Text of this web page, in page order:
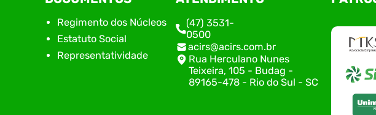
do Itajaí acontece nos dias 12, 13 e 14 de agosto
de 2026, no Centro de Eventos Hermann
Purnhagen, e contará com uma programação
especial voltada à tecnologia, inovação e
empreendedorismo. Durante os três dias de
feira, o Espaço Tech será um dos palcos
de Tecnologia da
Conexão Tech
tecnologia da região
networking,
apresentação de
O encontro aconteceu
Regimento dos Núcleos
Estatuto Social
Representatividade
(47) 3531-
0500
acirs@acirs.com.br
Rua Herculano Nunes
Teixeira, 105 - Budag -
89165-478 - Rio do Sul - SC